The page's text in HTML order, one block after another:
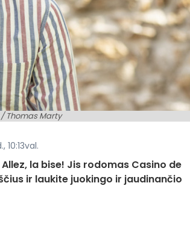
Thomas Marty
10:13val.
la bise! Jis rodomas Casino de
ir laukite juokingo ir jaudinančio